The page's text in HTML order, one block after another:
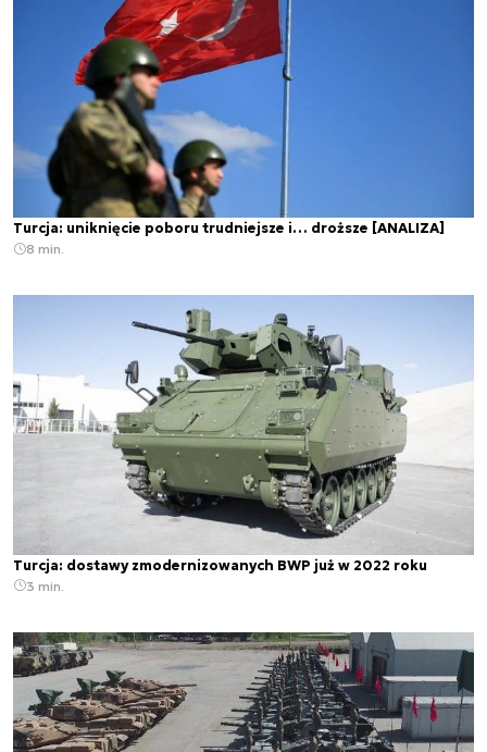
Turcja: uniknięcie poboru trudniejsze i… droższe [ANALIZA]
8 min.
Turcja: dostawy zmodernizowanych BWP już w 2022 roku
3 min.